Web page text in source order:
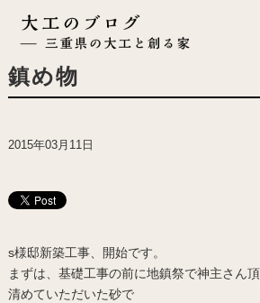
鎮め物
2015年03月11日
s様邸新築工事、開始です。
まずは、基礎工事の前に地鎮祭で神主さん
清めていただいた砂で